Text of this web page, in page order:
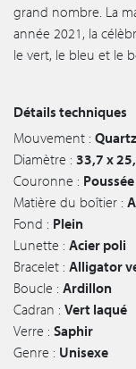
grand nombre. La
année 2021, la
le vert, le bleu et le
Détails techniques
Mouvement : Quartz
Diamètre : 33,7 x
Couronne : Poussée
Matière du boîtier :
Fond : Plein
Lunette : Acier poli
Bracelet : Alligator
Boucle : Ardillon
Cadran : Vert laqué
Verre : Saphir
Genre : Unisexe